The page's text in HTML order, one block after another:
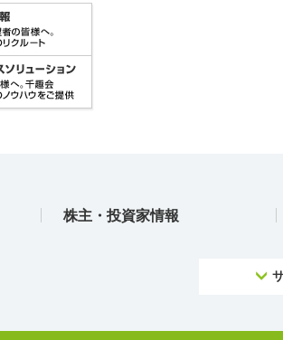
株主・投資家情報